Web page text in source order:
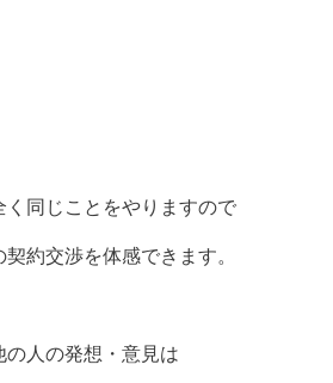
同じことをやりますので
約交渉を体感できます。
人の発想・意見は